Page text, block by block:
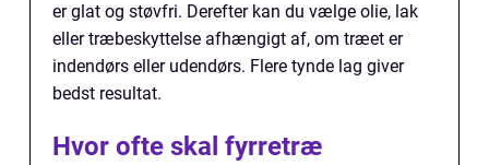
er glat og støvfri. Derefter kan du vælge olie, lak
eller træbeskyttelse afhængigt af, om træet er
indendørs eller udendørs. Flere tynde lag giver
bedst resultat.
Hvor ofte skal fyrretræ